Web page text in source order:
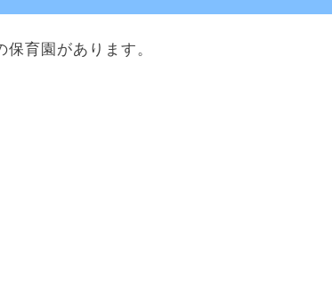
育園があります。